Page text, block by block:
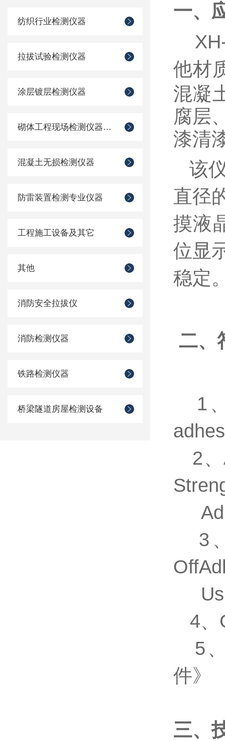
纺织行业检测仪器
拉拔试验检测仪器
涂层镀层检测仪器
砌体工程现场检测仪器仪表
混凝土无损检测仪器
防雷装置检测专业仪器
工程施工设备及其它
其他
消防安全拉拔仪
消防检测仪器
铁路检测仪器
桥梁隧道房屋检测设备
一、
他材
混凝
腐层
漆清
该
直径
摸液
位显
稳定
二、
1
2、
3、
4、
5、
件》
三、